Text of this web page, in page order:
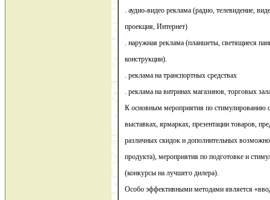
. аудио-видео реклама (радио, телевидение,
проекция, Интернет)
. наружная реклама (планшеты, светящиеся
конструкции).
. реклама на транспортных средствах
. реклама на витринах магазинов, торговых
К основным мероприятия по стимулированию
выставках, ярмарках, презентации товаров,
различных скидок и дополнительных
продукта), мероприятия по подготовке и
(конкурсы на лучшего дилера).
Особо эффективными методами является